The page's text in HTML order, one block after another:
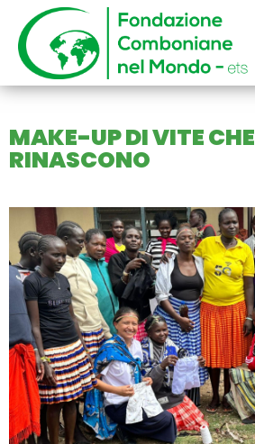
MAKE-UP DI VITE CHE
RINASCONO